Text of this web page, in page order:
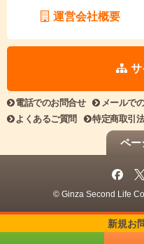
運営会社概要
サ
新規お
電話でのお問合せ メールで
よくあるご質問
特定商取引
ペー
© Ginza Second Life